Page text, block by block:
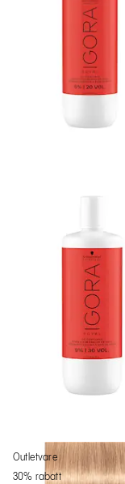
Outletvare
30% rabatt